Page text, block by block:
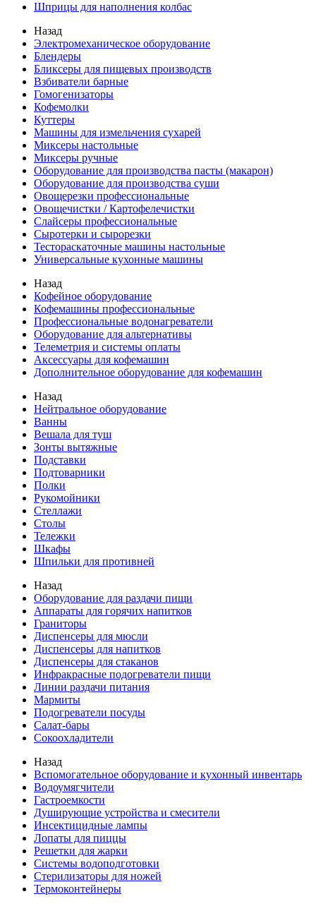
Шприцы для наполнения колбас
Назад
Электромеханическое оборудование
Блендеры
Бликсеры для пищевых производств
Взбиватели барные
Гомогенизаторы
Кофемолки
Куттеры
Машины для измельчения сухарей
Миксеры настольные
Миксеры ручные
Оборудование для производства пасты (макарон)
Оборудование для производства суши
Овощерезки профессиональные
Овощечистки / Картофелечистки
Слайсеры профессиональные
Сыротерки и сырорезки
Тестораскаточные машины настольные
Универсальные кухонные машины
Назад
Кофейное оборудование
Кофемашины профессиональные
Профессиональные водонагреватели
Оборудование для альтернативы
Телеметрия и системы оплаты
Аксессуары для кофемашин
Дополнительное оборудование для кофемашин
Назад
Нейтральное оборудование
Ванны
Вешала для туш
Зонты вытяжные
Подставки
Подтоварники
Полки
Рукомойники
Стеллажи
Столы
Тележки
Шкафы
Шпильки для противней
Назад
Оборудование для раздачи пищи
Аппараты для горячих напитков
Граниторы
Диспенсеры для мюсли
Диспенсеры для напитков
Диспенсеры для стаканов
Инфракрасные подогреватели пищи
Линии раздачи питания
Мармиты
Подогреватели посуды
Салат-бары
Сокоохладители
Назад
Вспомогательное оборудование и кухонный инвентарь
Водоумягчители
Гастроемкости
Душирующие устройства и смесители
Инсектицидные лампы
Лопаты для пиццы
Решетки для жарки
Системы водоподготовки
Стерилизаторы для ножей
Термоконтейнеры